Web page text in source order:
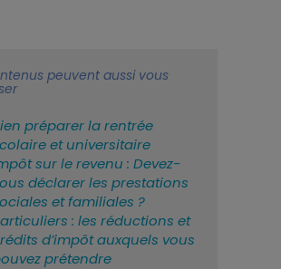
peuvent aussi vous
préparer la rentrée
et universitaire
sur le revenu : Devez-
déclarer les prestations
et familiales ?
: les réductions et
d’impôt auxquels vous
prétendre